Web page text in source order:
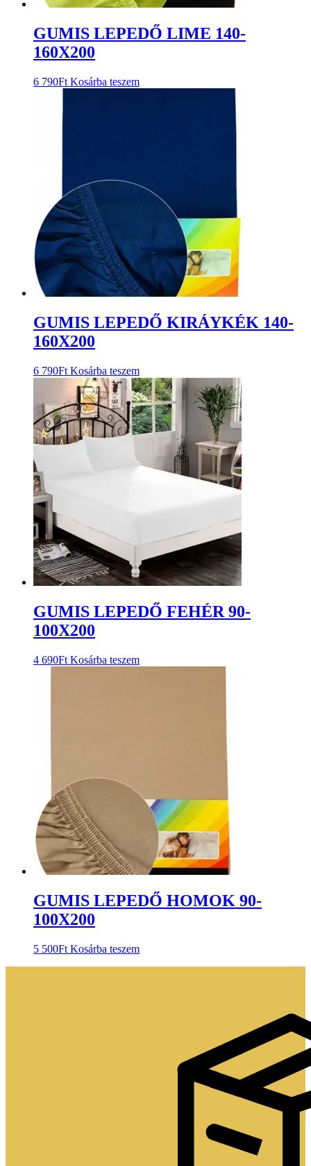
GUMIS LEPEDŐ LIME 140-
160X200
6 790Ft Kosárba teszem
GUMIS LEPEDŐ KIRÁYKÉK 140-
160X200
6 790Ft Kosárba teszem
GUMIS LEPEDŐ FEHÉR 90-
100X200
4 690Ft Kosárba teszem
GUMIS LEPEDŐ HOMOK 90-
100X200
5 500Ft Kosárba teszem